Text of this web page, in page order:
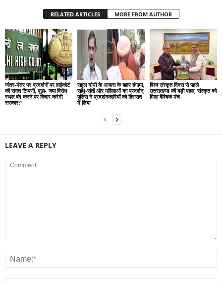
RELATED ARTICLES MORE FROM AUTHOR
जंतर-मंतर पर प्रदर्शनों पर हाईकोर्ट
की सख्त टिप्पणी, पूछा- ‘क्या विरोध
स्थल बंद करने पर विचार करेगी
सरकार?’
राहुल गांधी के आवास के बाहर हंगामा,
साधु-संतों और महिलाओं का प्रदर्शन;
पुलिस ने प्रदर्शनकारियों को हिरासत
में लिया
विश्व संस्कृत दिवस से पहले
उत्तराखण्ड की बड़ी पहल, संस्कृत को
मिला वैश्विक मंच
LEAVE A REPLY